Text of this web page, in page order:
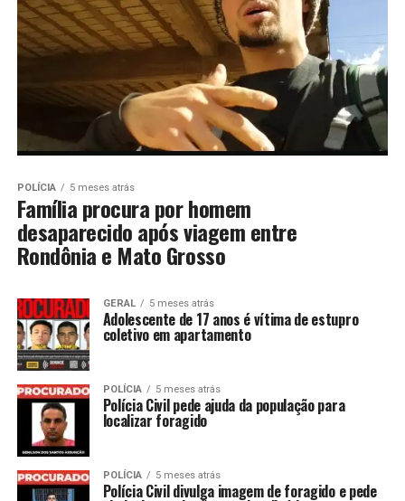
POLÍCIA 5 meses atrás
Família procura por homem
desaparecido após viagem entre
Rondônia e Mato Grosso
GERAL 5 meses atrás
Adolescente de 17 anos é vítima de estupro
coletivo em apartamento
POLÍCIA 5 meses atrás
Polícia Civil pede ajuda da população para
localizar foragido
POLÍCIA 5 meses atrás
Polícia Civil divulga imagem de foragido e pede